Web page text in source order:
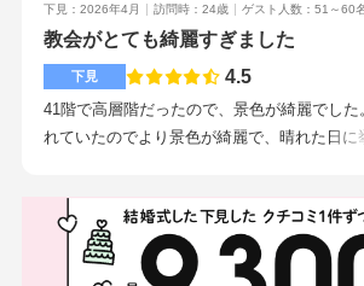
スタッフの質などを重点に置いている方、地
を大切にしている人にはおすすめです。ホテ
の見比べをしたかったため。ゲストハウスの
ホテルを見るのもおすすめです。
夫されており、感動的な時間を過ごせそうだ
露宴会場が2個あり、それぞれ雰囲気が異な
イメージや好みに合わせて選べる点が魅力的
ち着いた空間から華やかな会場が用意されて
式を具体的にイメージしながら会場選びが
た。新横浜駅から徒歩で向かえる駅から近く
素敵で、特別感のある感動的な式が叶えられ
数と参列者の人数の確認をしておくと良い
の紹介
下見：2026年4月 訪問時：24歳 ゲスト人数：51～60
教会がとても綺麗すぎました
下見 4.5
41階で高層階だったので、景色が綺麗でし
れていたのでより景色が綺麗で、晴れた日に
てみました。色合いもピンク系で可愛らし
うと思いました。持ち込み料がかかりにくい
ます。花束もかからないので好きなお店を探